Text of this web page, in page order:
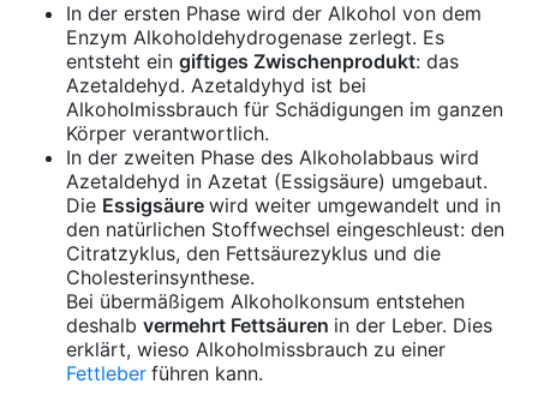
In der ersten Phase wird der Alkohol von dem
Enzym Alkoholdehydrogenase zerlegt. Es
entsteht ein giftiges Zwischenprodukt: das
Azetaldehyd. Azetaldyhyd ist bei
Alkoholmissbrauch für Schädigungen im ganzen
Körper verantwortlich.
In der zweiten Phase des Alkoholabbaus wird
Azetaldehyd in Azetat (Essigsäure) umgebaut.
Die Essigsäure wird weiter umgewandelt und in
den natürlichen Stoffwechsel eingeschleust: den
Citratzyklus, den Fettsäurezyklus und die
Cholesterinsynthese.
Bei übermäßigem Alkoholkonsum entstehen
deshalb vermehrt Fettsäuren in der Leber. Dies
erklärt, wieso Alkoholmissbrauch zu einer
Fettleber führen kann.